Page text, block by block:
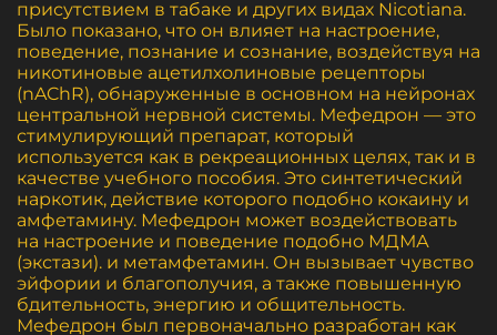
присутствием в табаке и других видах Nicotiana.
Было показано, что он влияет на настроение,
поведение, познание и сознание, воздействуя на
никотиновые ацетилхолиновые рецепторы
(nAChR), обнаруженные в основном на нейронах
центральной нервной системы. Мефедрон — это
стимулирующий препарат, который
используется как в рекреационных целях, так и в
качестве учебного пособия. Это синтетический
наркотик, действие которого подобно кокаину и
амфетамину. Мефедрон может воздействовать
на настроение и поведение подобно МДМА
(экстази). и метамфетамин. Он вызывает чувство
эйфории и благополучия, а также повышенную
бдительность, энергию и общительность.
Мефедрон был первоначально разработан как